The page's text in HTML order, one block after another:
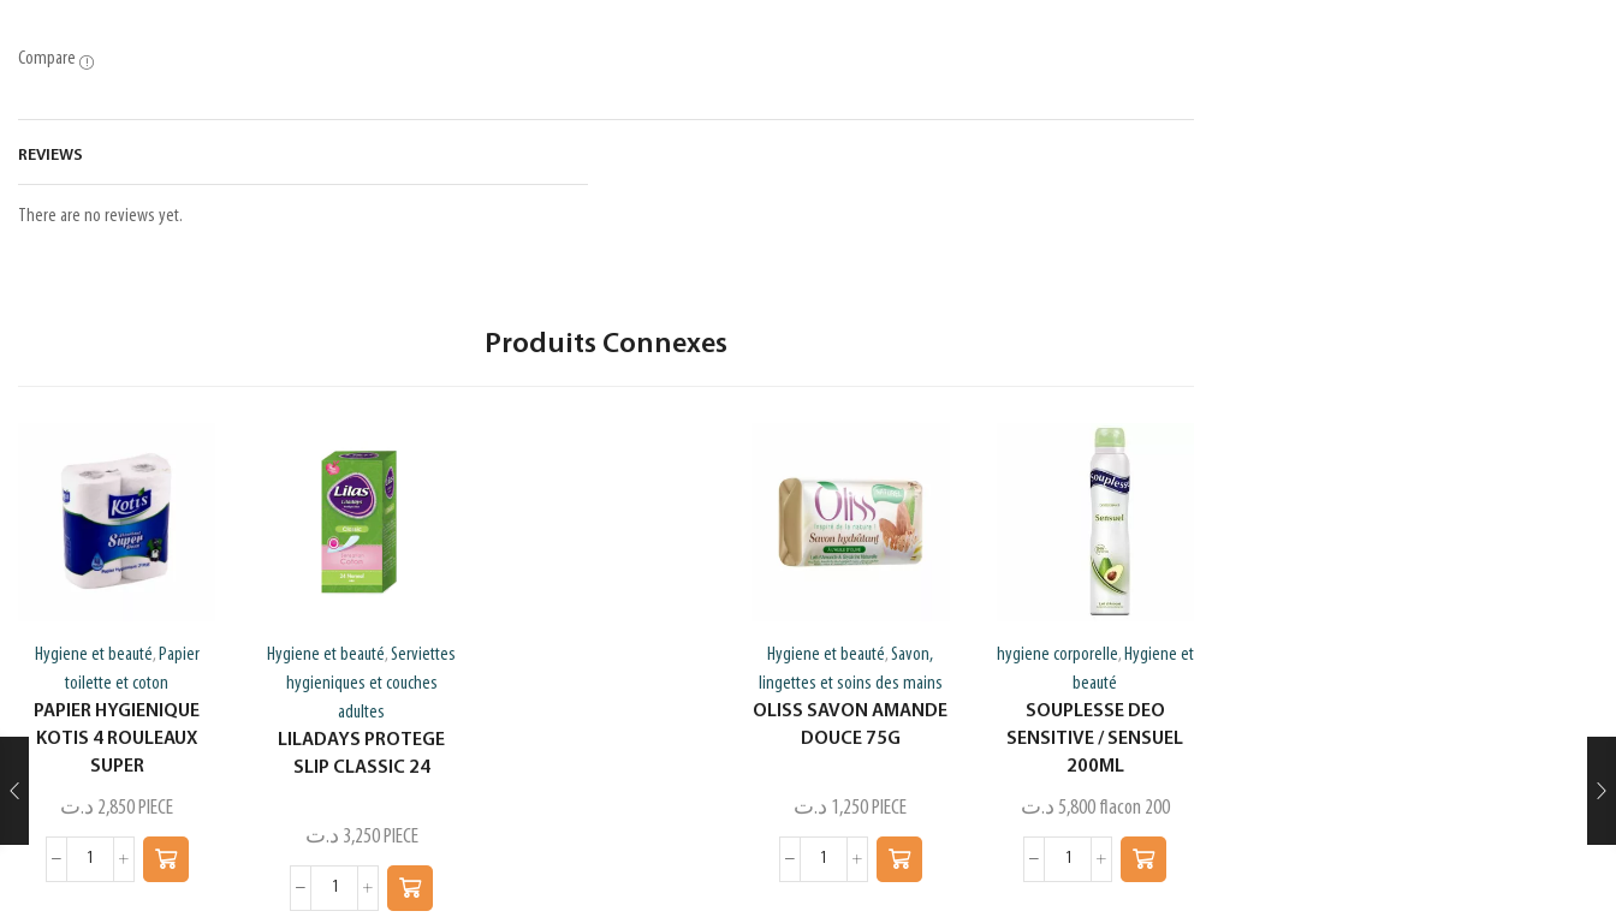
Compare
REVIEWS
There are no reviews yet.
Produits Connexes
Hygiene et beauté, Papier
toilette et coton
PAPIER HYGIENIQUE
KOTIS 4 ROULEAUX
SUPER
2,850 د.ت PIECE
Hygiene et beauté,Serviettes
hygieniques et couches
adultes
LILADAYS PROTEGE
SLIP CLASSIC 24
3,250 د.ت PIECE
Hygiene et beauté,Savon,
lingettes et soins des mains
OLISS SAVON AMANDE
DOUCE 75G
1,250 د.ت PIECE
hygiene corporelle, Hygiene et
beauté
SOUPLESSE DEO
SENSITIVE / SENSUEL
200ML
5,800 د.ت flacon 200